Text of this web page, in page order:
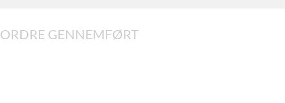
ORDRE GENNEMFØRT